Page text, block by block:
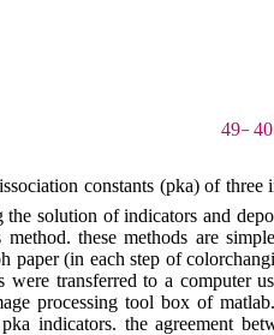
constants (pka) of
the solution of indicators and
method. these methods are
paper (in each step of
were transferred to a computer
processing tool box of
indicators. the agreement